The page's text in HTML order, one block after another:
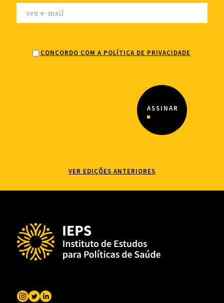
CONCORDO COM A POLÍTICA DE PRIVACIDADE
VER EDIÇÕES ANTERIORES